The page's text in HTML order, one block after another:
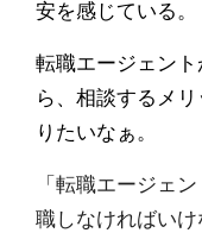
安を感じている。
転職エージェン
ら、相談するメ
りたいなぁ。
「転職エージェ
職しなければい